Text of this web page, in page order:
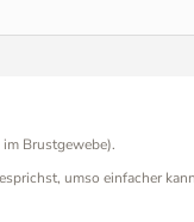
Brustgewebe).
umso einfacher